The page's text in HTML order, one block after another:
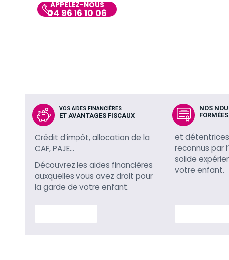
APPELEZ-NOUS
04 96 16 10 06
VOS AIDES FINANCIÈRES
ET AVANTAGES FISCAUX
Crédit d’impôt, allocation de la
CAF, PAJE…
Découvrez les aides financières
auxquelles vous avez droit pour
la garde de votre enfant.
NOS
FORMÉES
et
reconnus par
solide
votre enfant.